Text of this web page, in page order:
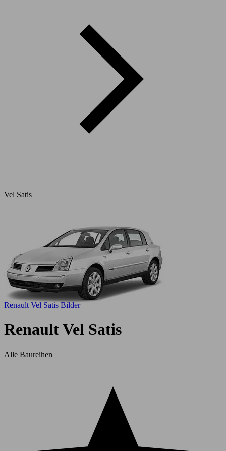
Vel Satis
Renault Vel Satis Bilder
Renault Vel Satis
Alle Baureihen